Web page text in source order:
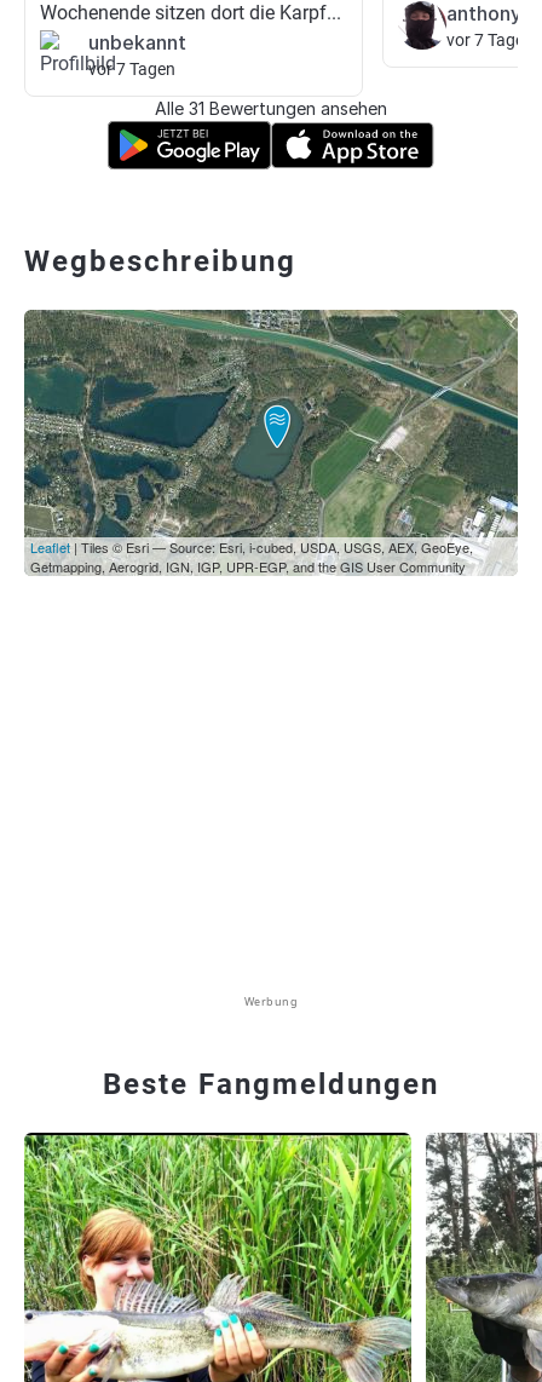
Wochenende sitzen dort die Karpf...
unbekannt
vor 7 Tagen
anthony
vor 7 Tagen
Alle 31 Bewertungen ansehen
Wegbeschreibung
Leaflet| Tiles © Esri — Source: Esri, i-cubed, USDA, USGS, AEX, GeoEye,
Getmapping, Aerogrid, IGN, IGP, UPR-EGP, and the GIS User Community
Werbung
Beste Fangmeldungen